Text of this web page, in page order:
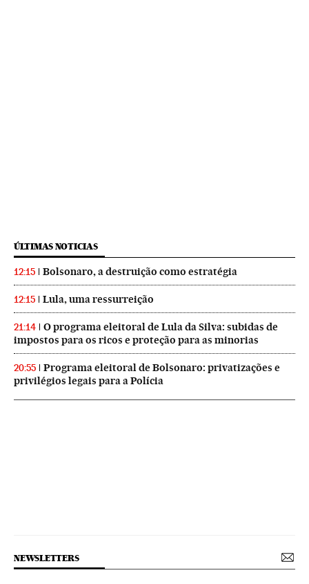
ÚLTIMAS NOTICIAS
12:15 Bolsonaro, a destruição como estratégia
12:15 Lula, uma ressurreição
21:14
O programa eleitoral de Lula da Silva: subidas de
impostos para os ricos e proteção para as minorias
20:55
Programa eleitoral de Bolsonaro: privatizações e
privilégios legais para a Polícia
NEWSLETTERS